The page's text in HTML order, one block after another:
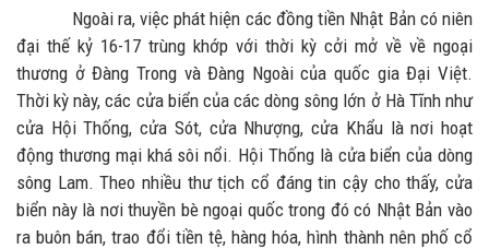
Ngoài ra, việc phát hiện các đồng tiền Nhật Bản có niên
đại thế kỷ 16-17 trùng khớp với thời kỳ cởi mở về về ngoại
thương ở Đàng Trong và Đàng Ngoài của quốc gia Đại Việt.
Thời kỳ này, các cửa biển của các dòng sông lớn ở Hà Tĩnh như
cửa Hội Thống, cửa Sót, cửa Nhượng, cửa Khẩu là nơi hoạt
động thương mại khá sôi nổi. Hội Thống là cửa biển của dòng
sông Lam. Theo nhiều thư tịch cổ đáng tin cậy cho thấy, cửa
biển này là nơi thuyền bè ngoại quốc trong đó có Nhật Bản vào
ra buôn bán, trao đổi tiền tệ, hàng hóa, hình thành nên phố cổ